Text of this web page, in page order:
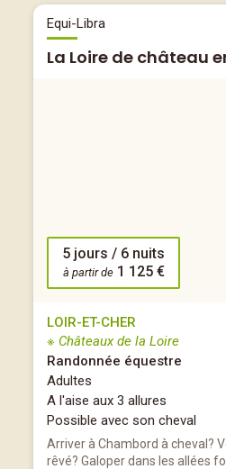
Equi-Libra
La Loire de château
5 jours / 6 nuits
à partir de 1 125 €
LOIR-ET-CHER
※ Châteaux de la Loire
Randonnée équestre
Adultes
A l'aise aux 3 allures
Possible avec son cheval
Arriver à Chambord à cheval?
rêvé? Galoper dans les allées